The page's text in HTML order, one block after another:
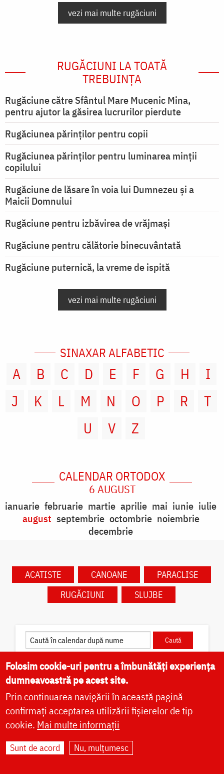
vezi mai multe rugăciuni
RUGĂCIUNI LA TOATĂ
TREBUINȚA
Rugăciune către Sfântul Mare Mucenic Mina,
pentru ajutor la găsirea lucrurilor pierdute
Rugăciunea părinților pentru copii
Rugăciunea părinților pentru luminarea minţii
copilului
Rugăciune de lăsare în voia lui Dumnezeu şi a
Maicii Domnului
Rugăciune pentru izbăvirea de vrăjmași
Rugăciune pentru călătorie binecuvântată
Rugăciune puternică, la vreme de ispită
vezi mai multe rugăciuni
SINAXAR ALFABETIC
A B C D E F G H
I
J
K L M N O P R
T
U
V Z
CALENDAR ORTODOX
6 AUGUST
ianuarie februarie martie aprilie mai iunie iulie
august septembrie octombrie noiembrie
decembrie
ACATISTE CANOANE
PARACLISE
RUGĂCIUNI
SLUJBE
Caută în calendar după dată
(✝) Schimbarea la Față a
Domnului
Folosim cookie-uri pentru a îmbunătăți experiența
dumneavoastră pe acest site.
Prin continuarea navigării în această pagină
confirmați acceptarea utilizării fișierelor de tip
cookie. Mai multe informații
Sunt de acord Nu, mulțumesc